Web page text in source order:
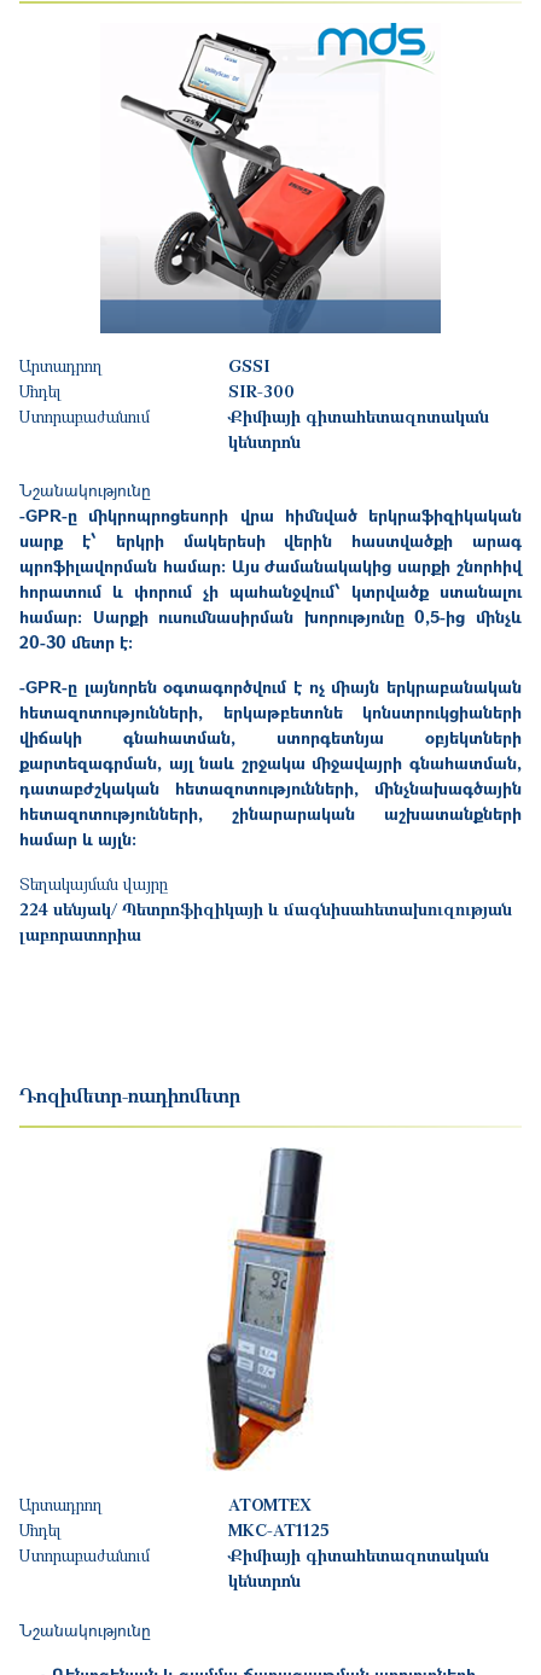
Արտադրող
GSSI
Մոդել
SIR-300
Ստորաբաժանում
Քիմիայի գիտահետազոտական
կենտրոն
Նշանակությունը
-GPR-ը միկրոպրոցեսորի վրա հիմնված երկրաֆիզիկական
սարք է՝ երկրի մակերեսի վերին հաստվածքի արագ
պրոֆիլավորման համար: Այս ժամանակակից սարքի շնորհիվ
հորատում և փորում չի պահանջվում՝ կտրվածք ստանալու
համար։ Սարքի ուսումնասիրման խորությունը 0,5-ից մինչև
20-30 մետր է:
-GPR-ը լայնորեն օգտագործվում է ոչ միայն երկրաբանական
հետազոտությունների, երկաթբետոնե կոնստրուկցիաների
վիճակի գնահատման, ստորգետնյա օբյեկտների
քարտեզագրման, այլ նաև շրջակա միջավայրի գնահատման,
դատաբժշկական հետազոտությունների, մինչնախագծային
հետազոտությունների, շինարարական աշխատանքների
համար և այլն:
Տեղակայման վայրը
224 սենյակ/ Պետրոֆիզիկայի և մագնիսահետախուզության
լաբորատորիա
Դոզիմետր-ռադիոմետր
Արտադրող
АТОМТЕХ
Մոդել
MKC-AT1125
Ստորաբաժանում
Քիմիայի գիտահետազոտական
կենտրոն
Նշանակությունը